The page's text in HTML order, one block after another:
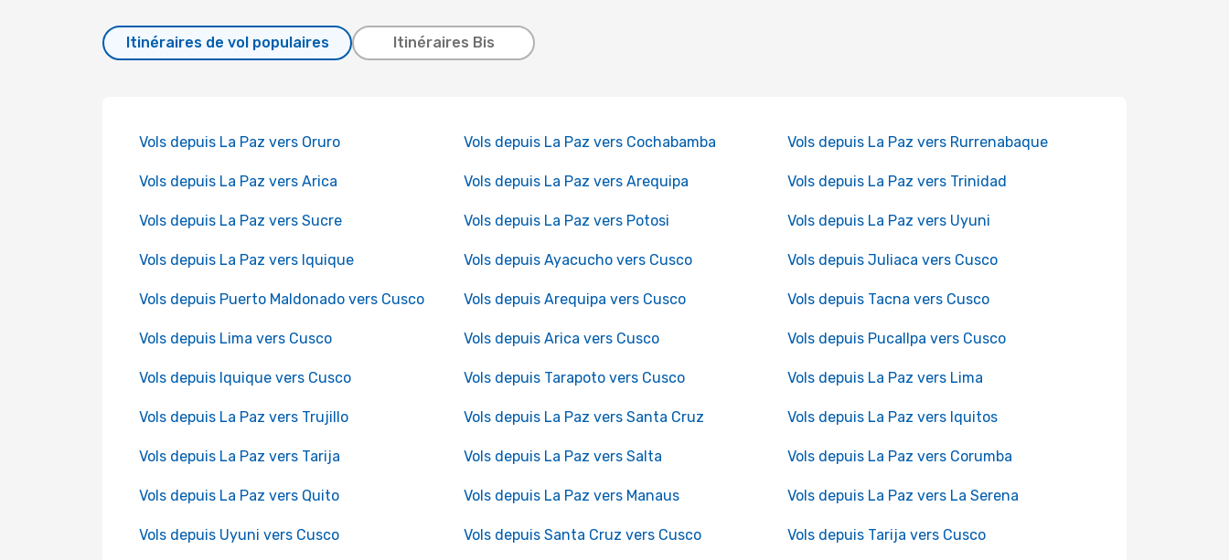
Itinéraires de vol populaires Itinéraires Bis
Vols depuis La Paz vers Oruro Vols depuis La Paz vers Cochabamba Vols depuis La Paz vers Rurrenabaque
Vols depuis La Paz vers Arica Vols depuis La Paz vers Arequipa Vols depuis La Paz vers Trinidad
Vols depuis La Paz vers Sucre Vols depuis La Paz vers Potosi Vols depuis La Paz vers Uyuni
Vols depuis La Paz vers Iquique Vols depuis Ayacucho vers Cusco Vols depuis Juliaca vers Cusco
Vols depuis Puerto Maldonado vers Cusco Vols depuis Arequipa vers Cusco Vols depuis Tacna vers Cusco
Vols depuis Lima vers Cusco Vols depuis Arica vers Cusco Vols depuis Pucallpa vers Cusco
Vols depuis Iquique vers Cusco Vols depuis Tarapoto vers Cusco Vols depuis La Paz vers Lima
Vols depuis La Paz vers Trujillo Vols depuis La Paz vers Santa Cruz Vols depuis La Paz vers Iquitos
Vols depuis La Paz vers Tarija Vols depuis La Paz vers Salta Vols depuis La Paz vers Corumba
Vols depuis La Paz vers Quito Vols depuis La Paz vers Manaus Vols depuis La Paz vers La Serena
Vols depuis Uyuni vers Cusco Vols depuis Santa Cruz vers Cusco Vols depuis Tarija vers Cusco